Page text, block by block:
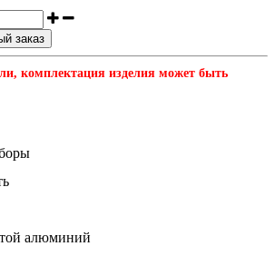
заказ
комплектация изделия может быть
алюминий